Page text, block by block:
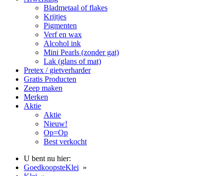
Bladmetaal of flakes
Krijtjes
Pigmenten
Verf en wax
Alcohol ink
Mini Pearls (zonder gat)
Lak (glans of mat)
Pretex / gietverharder
Gratis Producten
Zeep maken
Merken
Aktie
Aktie
Nieuw!
Op=Op
Best verkocht
U bent nu hier:
GoedkoopsteKlei »